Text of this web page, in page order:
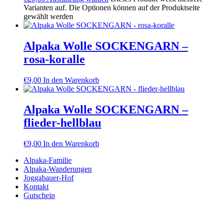
Varianten auf. Die Optionen können auf der Produktseite
gewählt werden
Alpaka Wolle SOCKENGARN –
rosa-koralle
€9,00 In den Warenkorb
Alpaka Wolle SOCKENGARN –
flieder-hellblau
€9,00 In den Warenkorb
Alpaka-Familie
Alpaka-Wanderungen
Joggabauer-Hof
Kontakt
Gutschein